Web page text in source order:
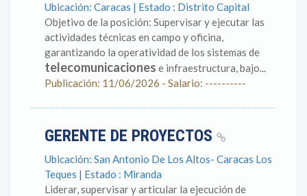
Ubicación: Caracas | Estado : Distrito Capital
Objetivo de la posición: Supervisar y ejecutar las
actividades técnicas en campo y oficina,
garantizando la operatividad de los sistemas de
telecomunicaciones e infraestructura, bajo...
Publicación: 11/06/2026 - Salario: ----------
GERENTE DE PROYECTOS
Ubicación: San Antonio De Los Altos- Caracas Los
Teques | Estado : Miranda
Liderar, supervisar y articular la ejecución de